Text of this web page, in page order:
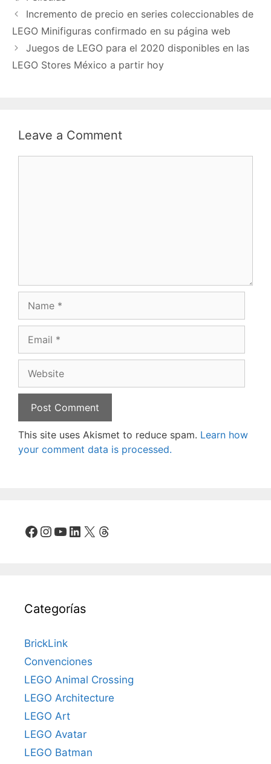
Incremento de precio en series coleccionables de
LEGO Minifiguras confirmado en su página web
Juegos de LEGO para el 2020 disponibles en las
LEGO Stores México a partir hoy
Leave a Comment
This site uses Akismet to reduce spam. Learn how
your comment data is processed.
Facebook
Instagram
YouTube
LinkedIn
X Threads
Categorías
BrickLink
Convenciones
LEGO Animal Crossing
LEGO Architecture
LEGO Art
LEGO Avatar
LEGO Batman